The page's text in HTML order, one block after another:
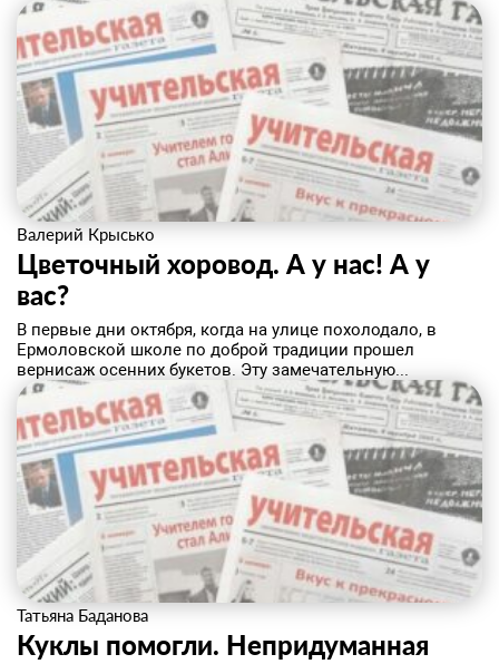
Валерий Крысько
Цветочный хоровод. А у нас! А у
вас?
В первые дни октября, когда на улице похолодало, в
Ермоловской школе по доброй традиции прошел
вернисаж осенних букетов. Эту замечательную...
Татьяна Баданова
Куклы помогли. Непридуманная